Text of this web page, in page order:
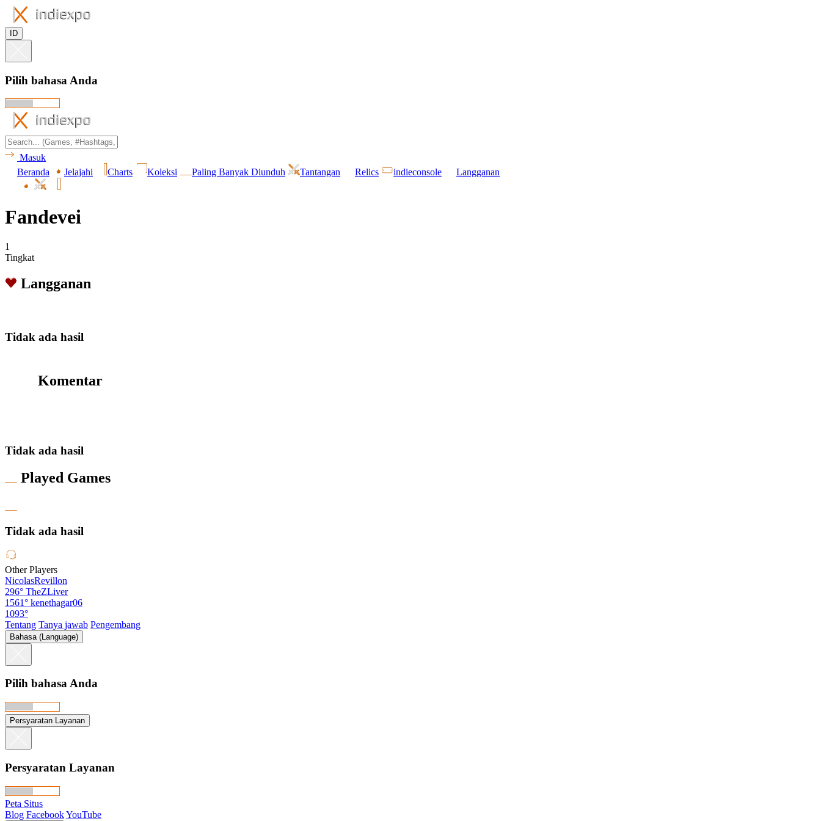
ID
Pilih bahasa Anda
Masuk
Beranda
Jelajahi Charts Koleksi Paling Banyak Diunduh Tantangan Relics indieconsole Langganan
Fandevei
1
Tingkat
Langganan
Tidak ada hasil
Komentar
Tidak ada hasil
Played Games
Tidak ada hasil
Other Players
NicolasRevillon
296° TheZLiver
1561° kenethagar06
1093°
Tentang Tanya jawab Pengembang
Bahasa (Language)
Pilih bahasa Anda
Persyaratan Layanan
Persyaratan Layanan
Peta Situs
Blog FacebookYouTube